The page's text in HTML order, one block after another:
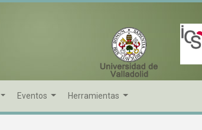
Eventos Herramientas